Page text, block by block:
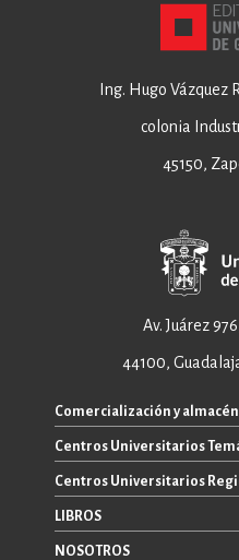
Ing. Hugo Vázquez
colonia
45150,
Av. Juárez
44100,
Comercialización y
+52 33 3640 6326
+52 33 3640 4595
ventas@editorial.udg.mx
WhatsApp: +52 33 1433 6869
Centros Universitarios
CUAAD
CUCEA
Centros Universitarios
CUALTOS
CUCHAPALA
LIBROS
TODOS LOS LIBROS
NOSOTROS